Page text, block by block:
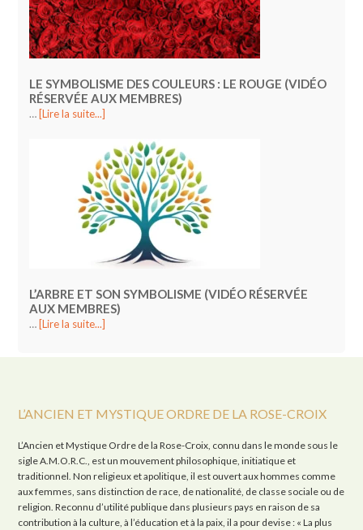
LE SYMBOLISME DES COULEURS : LE ROUGE (VIDÉO
RÉSERVÉE AUX MEMBRES)
… [Lire la suite...]
L’ARBRE ET SON SYMBOLISME (VIDÉO RÉSERVÉE
AUX MEMBRES)
… [Lire la suite...]
L’ANCIEN ET MYSTIQUE ORDRE DE LA ROSE-CROIX
L’Ancien et Mystique Ordre de la Rose-Croix, connu dans le monde sous le
sigle A.M.O.R.C., est un mouvement philosophique, initiatique et
traditionnel. Non religieux et apolitique, il est ouvert aux hommes comme
aux femmes, sans distinction de race, de nationalité, de classe sociale ou de
religion. Reconnu d’utilité publique dans plusieurs pays en raison de sa
contribution à la culture, à l’éducation et à la paix, il a pour devise : « La plus